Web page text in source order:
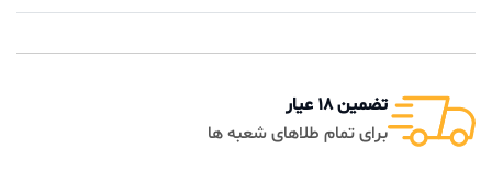
تضمین 18 عیار
برای تمام طلاهای شعبه ها